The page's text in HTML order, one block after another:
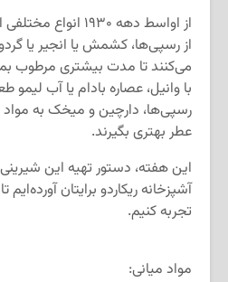
از اواسط دهه ۱۹۳۰
از رسپی‌ها، کشمش یا انجیر یا
می‌کنند تا مدت بیشتری مرطوب
با وانیل، عصاره بادام یا آب
رسپی‌ها، دارچین و میخک به
عطر بهتری بگیرند.
این هفته، دستور تهیه این
آشپزخانه ریکاردو برایتان
تجربه کنیم.
مواد میانی: